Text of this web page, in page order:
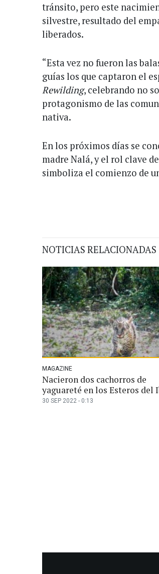
tránsito, pero este
silvestre, resultado del
liberados.
“Esta vez no fueron las
guías los que captaron el
Rewilding, celebrando no
protagonismo de las
nativa.
En los próximos días se
madre Nalá, y el rol clave
simboliza el comienzo de
NOTICIAS RELACIONADAS
MAGAZINE
Nacieron dos cachorros de
yaguareté en los Esteros del
30 SEP 2022 - 0:13